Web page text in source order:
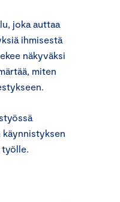
joka auttaa
ihmisestä
näkyväksi
miten
käynnistyksen
työlle.